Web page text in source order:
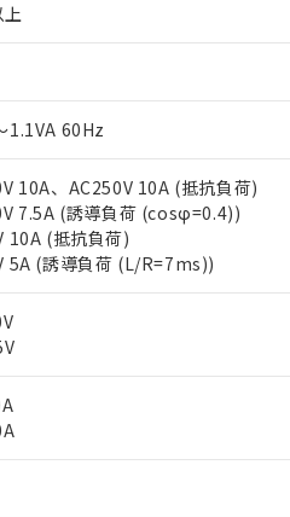
1.1VA 60Hz
10A、AC250V 10A (抵抗負荷)
7.5A (誘導負荷 (cosφ=0.4))
10A (抵抗負荷)
5A (誘導負荷 (L/R=7ms))
令（10物質）の非含有に対応した
（10物質）の非含有に対応した製
指令（10物質）の非含有に非対応